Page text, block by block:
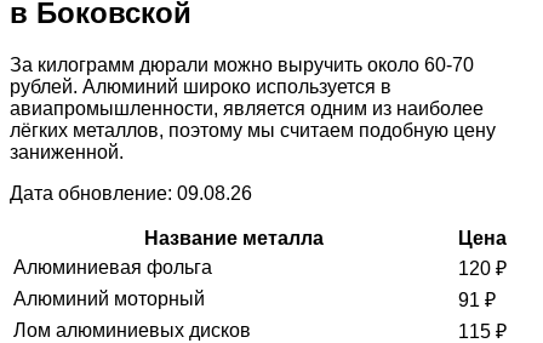
в Боковской
За килограмм дюрали можно выручить около 60-70
рублей. Алюминий широко используется в
авиапромышленности, является одним из наиболее
лёгких металлов, поэтому мы считаем подобную цену
заниженной.
Дата обновление: 09.08.26
Название металла
Цена
Алюминиевая фольга
120 ₽
Алюминий моторный
91 ₽
Лом алюминиевых дисков
115 ₽